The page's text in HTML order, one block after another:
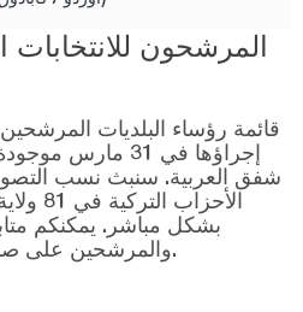
قائمة رؤساء البلديات المرشحين
إجراؤها في 31
شفق العربية. سنبث نسب
بشكل مباشر. يمكنكم
والمرشحين على صفحة نتائج الانتخابات 2024.